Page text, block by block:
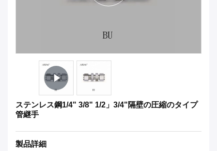
ステンレス鋼1/4" 3/8" 1/2」3/4"隔壁の圧縮のタイプ
管継手
製品詳細